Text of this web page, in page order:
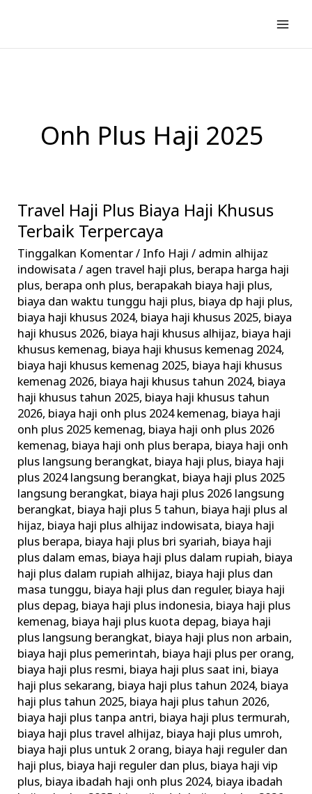
konten
Onh Plus Haji 2025
Travel Haji Plus Biaya Haji Khusus
Terbaik Terpercaya
Tinggalkan Komentar/ Info Haji / admin alhijaz
indowisata/ agen travel haji plus, berapa harga haji
plus, berapa onh plus, berapakah biaya haji plus,
biaya dan waktu tunggu haji plus, biaya dp haji plus,
biaya haji khusus 2024, biaya haji khusus 2025, biaya
haji khusus 2026, biaya haji khusus alhijaz, biaya haji
khusus kemenag, biaya haji khusus kemenag 2024,
biaya haji khusus kemenag 2025, biaya haji khusus
kemenag 2026, biaya haji khusus tahun 2024, biaya
haji khusus tahun 2025, biaya haji khusus tahun
2026, biaya haji onh plus 2024 kemenag, biaya haji
onh plus 2025 kemenag, biaya haji onh plus 2026
kemenag, biaya haji onh plus berapa, biaya haji onh
plus langsung berangkat, biaya haji plus, biaya haji
plus 2024 langsung berangkat, biaya haji plus 2025
langsung berangkat, biaya haji plus 2026 langsung
berangkat, biaya haji plus 5 tahun, biaya haji plus al
hijaz, biaya haji plus alhijaz indowisata, biaya haji
plus berapa, biaya haji plus bri syariah, biaya haji
plus dalam emas, biaya haji plus dalam rupiah, biaya
haji plus dalam rupiah alhijaz, biaya haji plus dan
masa tunggu, biaya haji plus dan reguler, biaya haji
plus depag, biaya haji plus indonesia, biaya haji plus
kemenag, biaya haji plus kuota depag, biaya haji
plus langsung berangkat, biaya haji plus non arbain,
biaya haji plus pemerintah, biaya haji plus per orang,
biaya haji plus resmi, biaya haji plus saat ini, biaya
haji plus sekarang, biaya haji plus tahun 2024, biaya
haji plus tahun 2025, biaya haji plus tahun 2026,
biaya haji plus tanpa antri, biaya haji plus termurah,
biaya haji plus travel alhijaz, biaya haji plus umroh,
biaya haji plus untuk 2 orang, biaya haji reguler dan
haji plus, biaya haji reguler dan plus, biaya haji vip
plus, biaya ibadah haji onh plus 2024, biaya ibadah
Travel
Haji
Plus
Biaya
Haji
Khusus
Terbaik
Terpercaya